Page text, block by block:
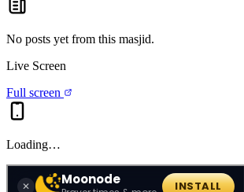
No posts yet from this masjid.
Live Screen
Full screen
Loading…